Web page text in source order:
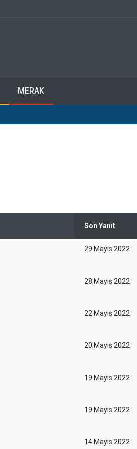
MERAK
Son Yanıt
29 Mayıs 2022
28 Mayıs 2022
22 Mayıs 2022
20 Mayıs 2022
19 Mayıs 2022
19 Mayıs 2022
14 Mayıs 2022